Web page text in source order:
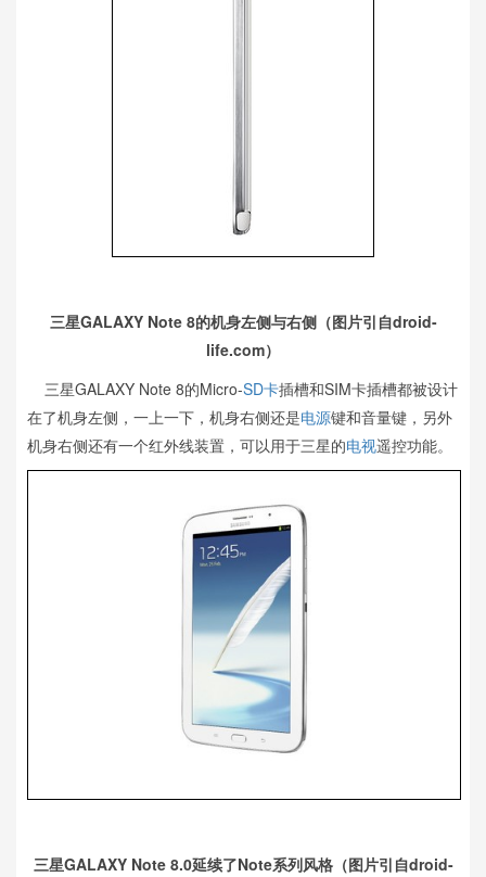
三星GALAXY Note 8的机身左侧与右侧（图片引自droid-
life.com）
三星GALAXY Note 8的Micro-SD卡插槽和SIM卡插槽都被设计
在了机身左侧，一上一下，机身右侧还是电源键和音量键，另外
机身右侧还有一个红外线装置，可以用于三星的电视遥控功能。
三星GALAXY Note 8.0延续了Note系列风格（图片引自droid-